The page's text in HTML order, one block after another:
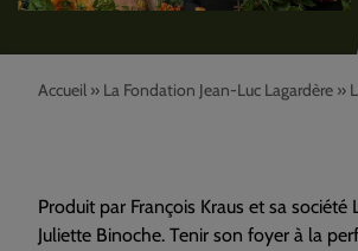
Accueil » La Fondation Jean-Luc Lagardère »
Produit par François Kraus et sa
Juliette Binoche. Tenir son foyer à la